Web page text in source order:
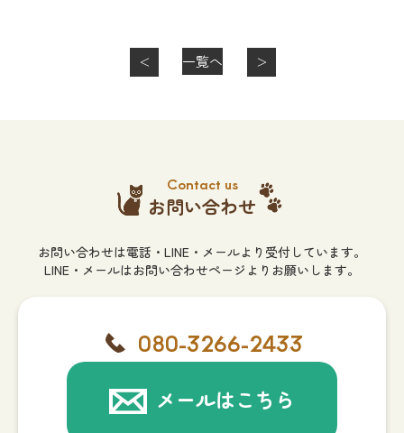
＜ 一覧へ ＞
Contact us
お問い合わせ
お問い合わせは電話・LINE・メールより受付しています。
LINE・メールはお問い合わせページよりお願いします。
080-3266-2433
メールはこちら